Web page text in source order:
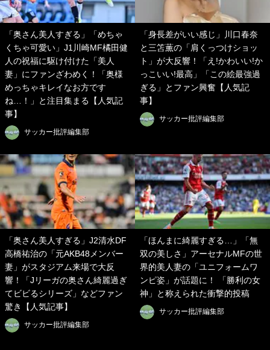
「奥さん美人すぎる」「めちゃ
くちゃ可愛い」J1川崎MF橘田健
人の祝福に駆け付けた「美人
妻」にファンざわめく！「奥様
めっちゃキレイなお方です
ね…！」と注目集まる【人気記
事】
サッカー批評編集部
「身長差がいい感じ」川口春奈
と三笘薫の「肩くっつけショッ
ト」が大反響！「え!かわいい!か
っこいい!最高」「この絵最強過
ぎる」とファン興奮【人気記
事】
サッカー批評編集部
「奥さん美人すぎる」J2清水DF
高橋祐治の「元AKB48メンバー
妻」がスタジアム来場で大反
響！「Jリーガの奥さん綺麗過ぎ
てビビるシリーズ」などファン
驚き【人気記事】
サッカー批評編集部
「ほんまに綺麗すぎる…」「無
双の美しさ」アーセナルMFの世
界的美人妻の「ユニフォームワ
ンピ姿」が話題に！ 「勝利の女
神」と称えられた衝撃的投稿
サッカー批評編集部